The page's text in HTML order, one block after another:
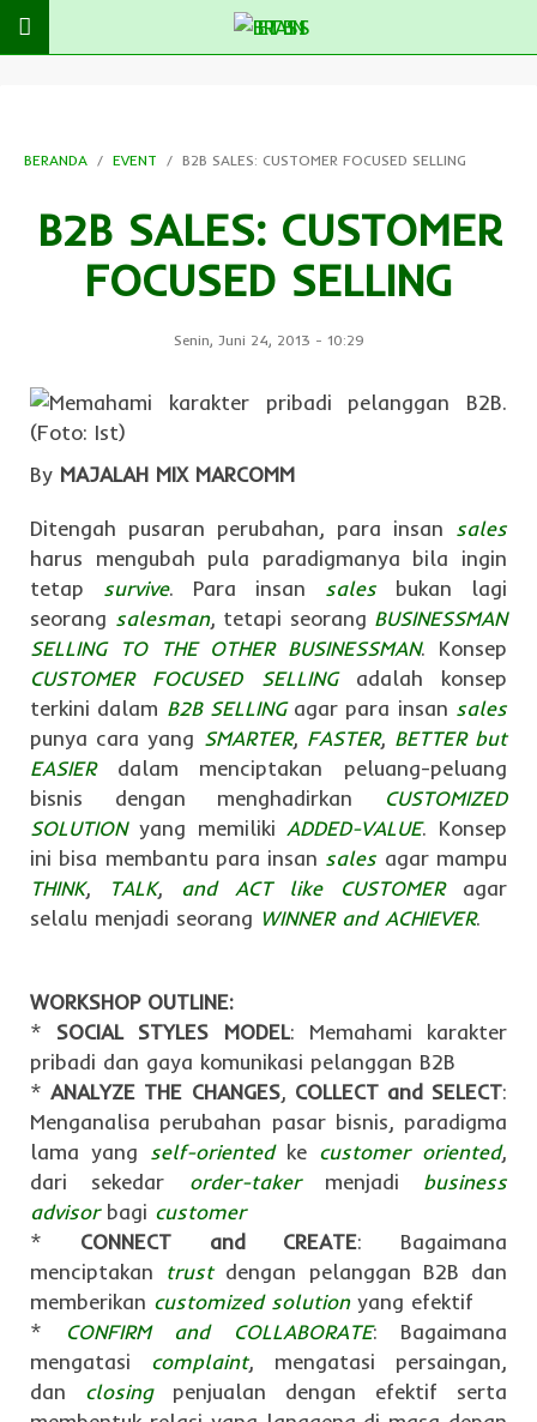
BERANDA EVENT B2B SALES: CUSTOMER FOCUSED SELLING
B2B SALES: CUSTOMER
FOCUSED SELLING
Senin, Juni 24, 2013 - 10:29
By MAJALAH MIX MARCOMM
Ditengah pusaran perubahan, para insan sales
harus mengubah pula paradigmanya bila ingin
tetap survive. Para insan sales bukan lagi
seorang salesman, tetapi seorang BUSINESSMAN
SELLING TO THE OTHER BUSINESSMAN. Konsep
CUSTOMER FOCUSED SELLINGadalah konsep
terkini dalam B2B SELLING agar para insan sales
punya cara yang SMARTER, FASTER, BETTER but
EASIERdalam menciptakan peluang-peluang
bisnis dengan menghadirkan CUSTOMIZED
SOLUTIONyang memiliki ADDED-VALUE. Konsep
ini bisa membantu para insan sales agar mampu
THINK, TALK, and ACT like CUSTOMERagar
selalu menjadi seorang WINNER and ACHIEVER.
WORKSHOP OUTLINE:
* SOCIAL STYLES MODEL: Memahami karakter
pribadi dan gaya komunikasi pelanggan B2B
*ANALYZE THE CHANGES, COLLECT and SELECT:
Menganalisa perubahan pasar bisnis, paradigma
lama yang self-orientedke customer oriented,
dari sekedar order-takermenjadi business
advisorbagi customer
* CONNECT and CREATE: Bagaimana
menciptakan trustdengan pelanggan B2B dan
memberikan customized solutionyang efektif
*
CONFIRM and COLLABORATE: Bagaimana
mengatasi complaint, mengatasi persaingan,
dan closingpenjualan dengan efektif serta